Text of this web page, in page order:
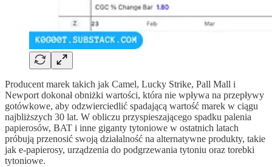
Producent marek takich jak Camel, Lucky Strike, Pall Mall i
Newport dokonał obniżki wartości, która nie wpływa na przepływy
gotówkowe, aby odzwierciedlić spadającą wartość marek w ciągu
najbliższych 30 lat. W obliczu przyspieszającego spadku palenia
papierosów, BAT i inne giganty tytoniowe w ostatnich latach
próbują przenosić swoją działalność na alternatywne produkty, takie
jak e-papierosy, urządzenia do podgrzewania tytoniu oraz torebki
tytoniowe.